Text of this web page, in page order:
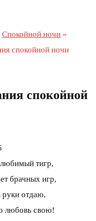
Спокойной ночи »
спокойной ночи
спокойной
тигр,
брачных игр,
отдаю,
любовь свою!